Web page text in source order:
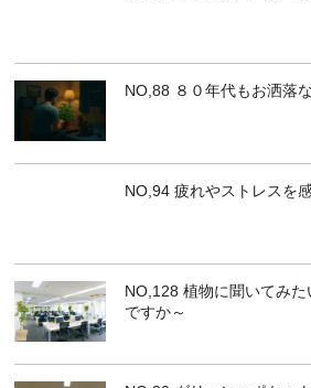
NO,88 ８０年代もお洒落
NO,94 疲れやストレスを
NO,128 植物に聞いてみ
ですか～